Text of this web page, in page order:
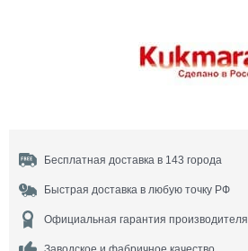
Бесплатная доставка в 143 города
Быстрая доставка в любую точку РФ
Официальная гарантия производителя